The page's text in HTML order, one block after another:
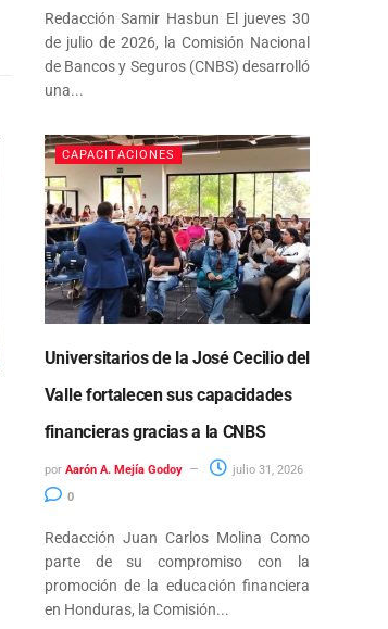
Redacción Samir Hasbun El jueves 30
de julio de 2026, la Comisión Nacional
de Bancos y Seguros (CNBS) desarrolló
una...
CAPACITACIONES
Universitarios de la José Cecilio del
Valle fortalecen sus capacidades
financieras gracias a la CNBS
por Aarón A. Mejía Godoy
julio 31, 2026
0
Redacción Juan Carlos Molina Como
parte de su compromiso con la
promoción de la educación financiera
en Honduras, la Comisión...